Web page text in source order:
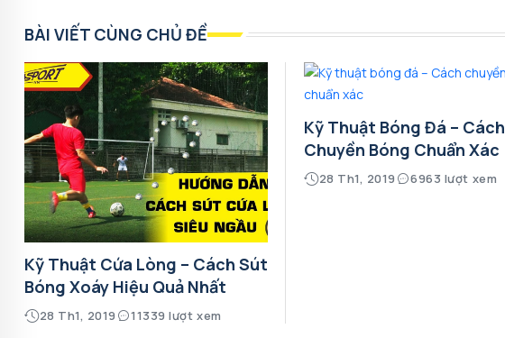
BÀI VIẾT CÙNG CHỦ ĐỀ
Kỹ Thuật Cứa Lòng – Cách Sút
Bóng Xoáy Hiệu Quả Nhất
28 Th1, 2019 11339 lượt xem
Kỹ Thuật Bóng Đá – Cách
Chuyền Bóng Chuẩn Xác
28 Th1, 2019 6963 lượt xem